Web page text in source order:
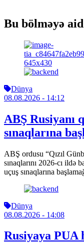
Bu bölməyə
Dünya
08.08.2026 - 14:12
ABŞ Rusiyanı
sınaqlarına
ABŞ ordusu “Qızıl
sınaqlarını 2026-cı ildə
uçuş sınaqlarına
Dünya
08.08.2026 - 14:08
Rusiyaya PUA